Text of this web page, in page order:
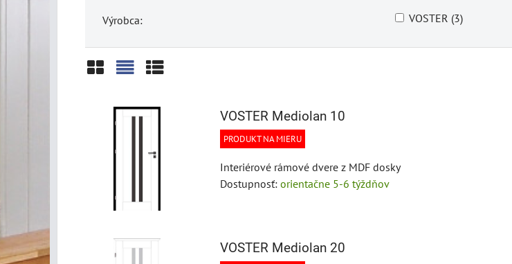
Výrobca: VOSTER (3)
VOSTER Mediolan 10
PRODUKT NA MIERU
Interiérové rámové dvere z MDF dosky
Dostupnosť: orientačne 5-6 týždňov
VOSTER Mediolan 20